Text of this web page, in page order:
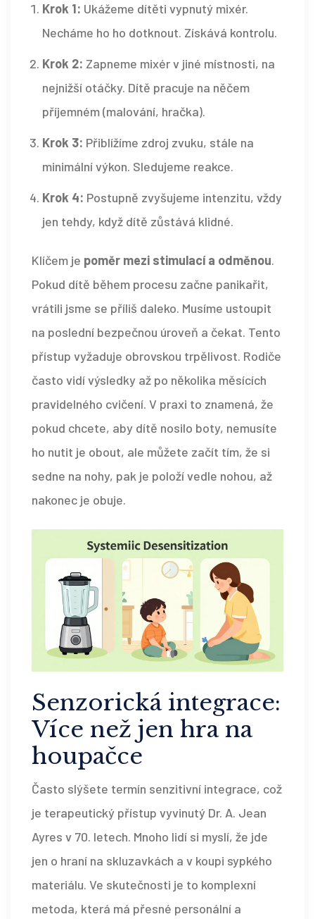
Krok 1: Ukážeme dítěti vypnutý mixér.
Necháme ho ho dotknout. Získává kontrolu.
Krok 2: Zapneme mixér v jiné místnosti, na
nejnižší otáčky. Dítě pracuje na něčem
příjemném (malování, hračka).
Krok 3: Přiblížíme zdroj zvuku, stále na
minimální výkon. Sledujeme reakce.
Krok 4: Postupně zvyšujeme intenzitu, vždy
jen tehdy, když dítě zůstává klidné.
Klíčem je poměr mezi stimulací a odměnou.
Pokud dítě během procesu začne panikařit,
vrátili jsme se příliš daleko. Musíme ustoupit
na poslední bezpečnou úroveň a čekat. Tento
přístup vyžaduje obrovskou trpělivost. Rodiče
často vidí výsledky až po několika měsících
pravidelného cvičení. V praxi to znamená, že
pokud chcete, aby dítě nosilo boty, nemusíte
ho nutit je obout, ale můžete začít tím, že si
sedne na nohy, pak je položí vedle nohou, až
nakonec je obuje.
Senzorická integrace:
Více než jen hra na
houpačce
Často slýšete termín senzitivní integrace, což
je terapeutický přístup vyvinutý Dr. A. Jean
Ayres v 70. letech. Mnoho lidí si myslí, že jde
jen o hraní na skluzavkách a v koupi sypkého
materiálu. Ve skutečnosti je to komplexní
metoda, která má přesné personální a